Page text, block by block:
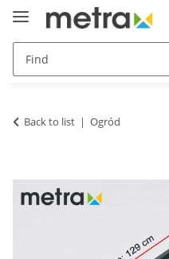
Back to list Ogród